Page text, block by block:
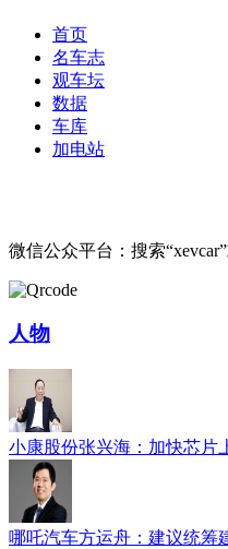
首页
名车志
观车坛
数据
车库
加电站
微信公众平台：搜索
人物
小康股份张兴海：加快芯片
哪吒汽车方运舟：建议统筹